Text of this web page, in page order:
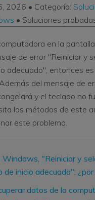
Datos
2026 • Categoría:
• Soluciones
en la
de error "Reiniciar y
adecuado", entonces
del mensaje de
y el teclado no
los métodos de este
este problema.
Windows, "Reiniciar y
de inicio adecuado": ¿por
datos de la